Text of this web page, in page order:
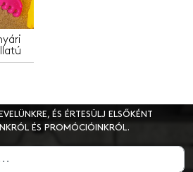
ÉS ÉRTESÜLJ ELSŐKÉNT
ÉS PROMÓCIÓINKRÓL.